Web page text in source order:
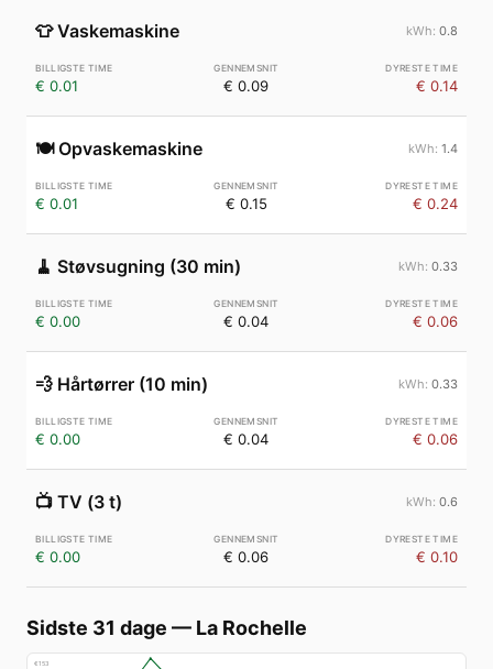
👕 Vaskemaskine 0.8
€ 0.01 € 0.09 € 0.14
🍽️ Opvaskemaskine 1.4
€ 0.01 € 0.15 € 0.24
🧹 Støvsugning (30 min) 0.33
€ 0.00 € 0.04 € 0.06
💨 Hårtørrer (10 min) 0.33
€ 0.00 € 0.04 € 0.06
📺 TV (3 t) 0.6
€ 0.00 € 0.06 € 0.10
Sidste 31 dage — La Rochelle
€153